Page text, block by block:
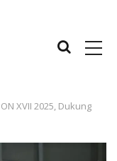
XVII 2025, Dukung